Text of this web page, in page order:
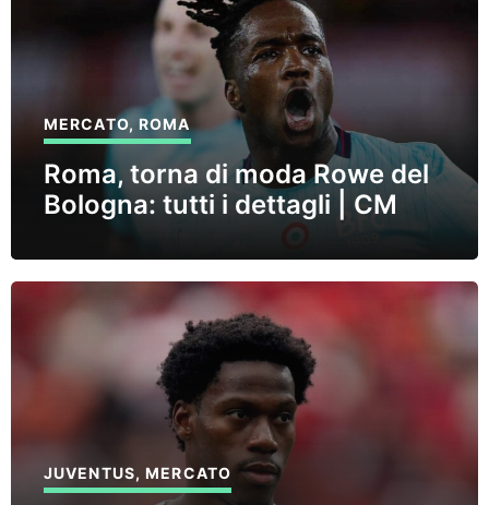
MERCATO, ROMA
Roma, torna di moda Rowe del
Bologna: tutti i dettagli | CM
JUVENTUS,MERCATO